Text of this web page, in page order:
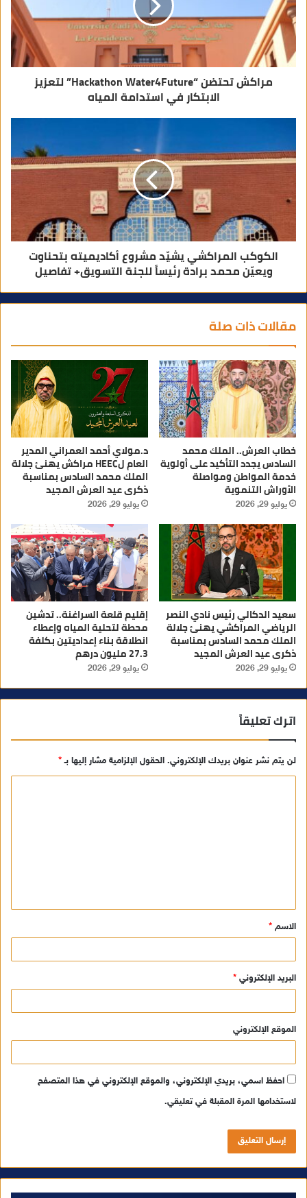
ر
و
ن
مراكش تحتضن “Hackathon Water4Future” لتعزيز
الابتكار في استدامة المياه
الكوكب المراكشي يشيّد مشروع أكاديميته بتحناوت
ويعيّن محمد برادة رئيساً للجنة التسويق+ تفاصيل
مقالات ذات صلة
خطاب العرش.. الملك محمد
السادس يجدد التأكيد على أولوية
خدمة المواطن ومواصلة
الأوراش التنموية
يوليو 29, 2026
د.مولاي أحمد العمراني المدير
العام لHEEC مراكش يهنئ جلالة
الملك محمد السادس بمناسبة
ذكرى عيد العرش المجيد
يوليو 29, 2026
سعيد الدكالي رئيس نادي النصر
الرياضي المراكشي يهنئ جلالة
الملك محمد السادس بمناسبة
ذكرى عيد العرش المجيد
يوليو 29, 2026
إقليم قلعة السراغنة.. تدشين
محطة لتحلية المياه وإعطاء
انطلاقة بناء إعداديتين بكلفة
27.3 مليون درهم
يوليو 29, 2026
اترك تعليقاً
لن يتم نشر عنوان بريدك الإلكتروني. الحقول الإلزامية مشار إليها بـ*
ق
*
الاسم *
البريد الإلكتروني *
الموقع الإلكتروني
احفظ اسمي، بريدي الإلكتروني، والموقع الإلكتروني في هذا المتصفح
لاستخدامها المرة المقبلة في تعليقي.